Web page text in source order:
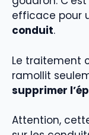
efficace pour
conduit.
Le traitement
ramollit
supprimer
Attention,